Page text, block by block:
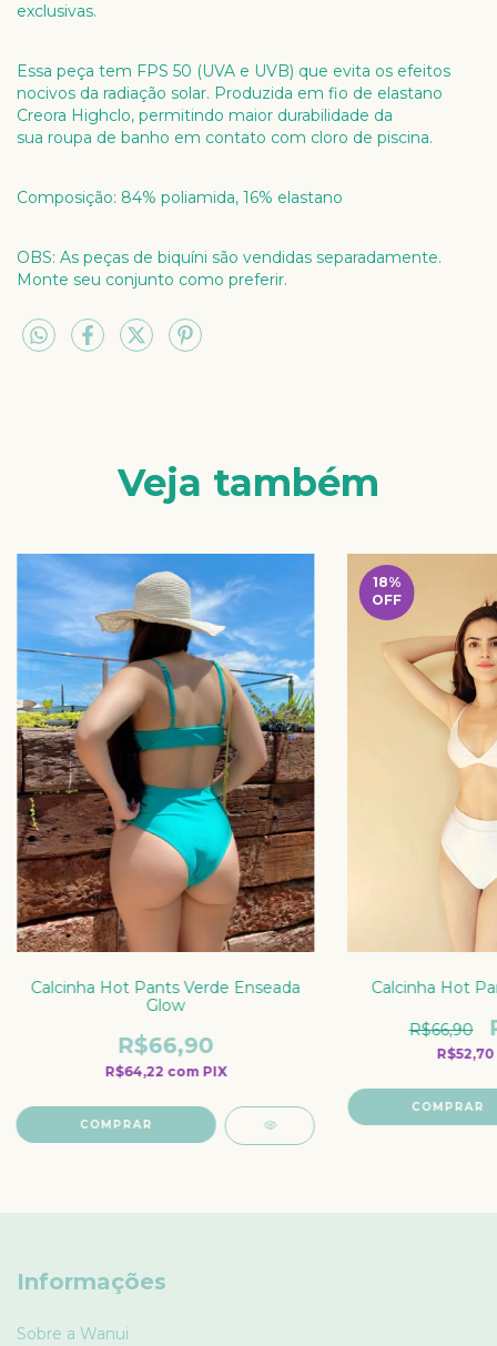
exclusivas.
Essa peça tem FPS 50 (UVA e UVB) que evita os efeitos
nocivos da radiação solar. Produzida em fio de elastano
Creora Highclo, permitindo maior durabilidade da
sua roupa de banho em contato com cloro de piscina.
Composição: 84% poliamida, 16% elastano
OBS: As peças de biquíni são vendidas separadamente.
Monte seu conjunto como preferir.
Veja também
Calcinha Hot Pants Verde Enseada
Glow
R$66,90
R$64,22 com PIX
COMPRAR
18%
OFF
Calcinha Hot
R$66,90
R$52,70
COMPRAR
Informações
Sobre a Wanui